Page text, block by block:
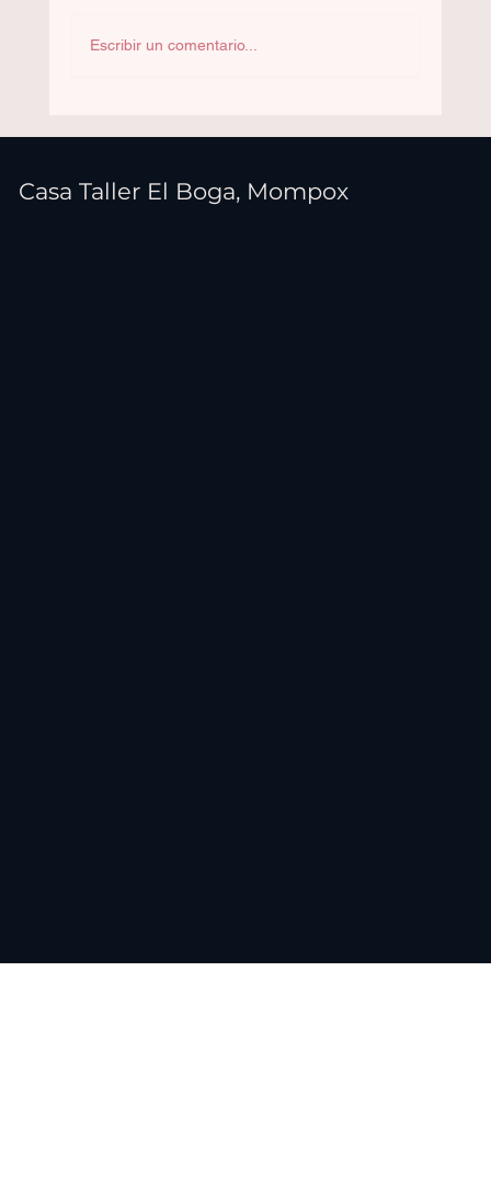
Escribir un comentario...
Casa Taller El Boga, Mompox